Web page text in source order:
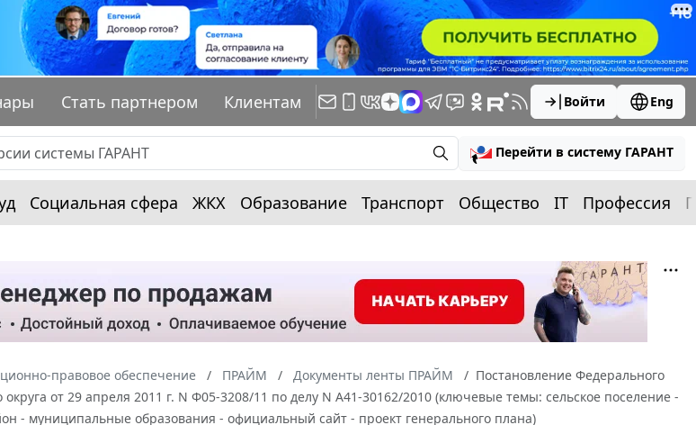
Стать партнером Клиентам Войти Eng
Перейти в систему ГАРАНТ
Социальная сфера ЖКХ Образование Транспорт Общество IT Профессия
правовое обеспечение ПРАЙМ Документы ленты ПРАЙМ
Постановление Федерального
округа от 29 апреля 2011 г. N Ф05-3208/11 по делу N А41-30162/2010 (ключевые темы: сельское поселение -
- муниципальные образования - официальный сайт - проект генерального плана)